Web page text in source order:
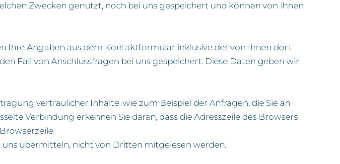
Zwecken genutzt, noch bei uns gespeichert und können von Ihnen
Ihre Angaben aus dem Kontaktformular inklusive der von Ihnen dort
Fall von Anschlussfragen bei uns gespeichert. Diese Daten geben wir
vertraulicher Inhalte, wie zum Beispiel der Anfragen, die Sie an
Verbindung erkennen Sie daran, dass die Adresszeile des Browsers
uns übermitteln, nicht von Dritten mitgelesen werden.